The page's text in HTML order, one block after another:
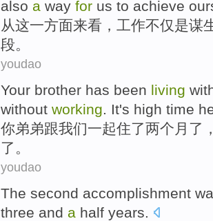
also a way for us to achieve
从这一方面来看 ， 工作不仅是谋
段。
youdao
Your brother has been living
without working. It's high time
你弟弟跟我们一起住了两个月 了
了。
youdao
The second accomplishment
three and a half years.